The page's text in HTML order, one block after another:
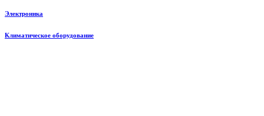
Электроника
Климатическое оборудование